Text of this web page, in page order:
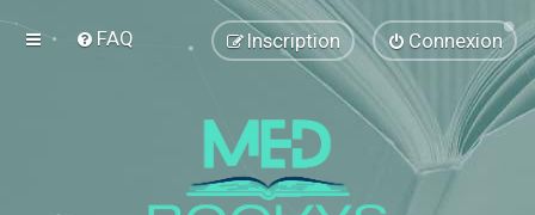
FAQ Connexion
Inscription